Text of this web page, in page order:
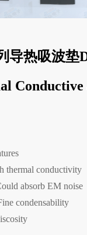
导热吸波垫
conductivity
absorb EM noise
condensability